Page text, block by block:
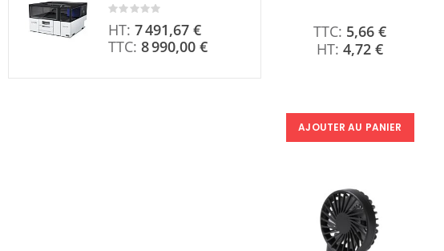
5,66 €
4,72 €
AJOUTER AU PANIER
Rating:
0%
8 990,00 €
7 491,67 € 59,99 €